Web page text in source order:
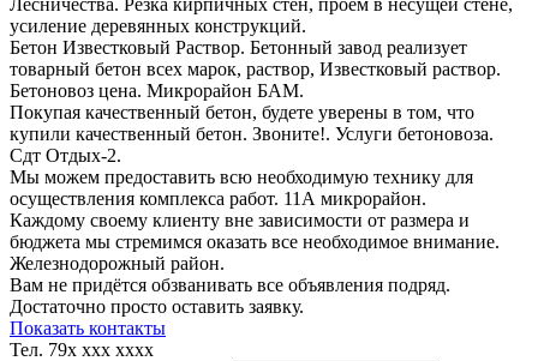
усиление деревянных конструкций.
Бетон Известковый Раствор. Бетонный завод реализует
товарный бетон всех марок, раствор, Известковый раствор.
Бетоновоз цена. Микрорайон БАМ.
Покупая качественный бетон, будете уверены в том, что
купили качественный бетон. Звоните!. Услуги бетоновоза.
Сдт Отдых-2.
Мы можем предоставить всю необходимую технику для
осуществления комплекса работ. 11А микрорайон.
Каждому своему клиенту вне зависимости от размера и
бюджета мы стремимся оказать все необходимое внимание.
Железнодорожный район.
Вам не придётся обзванивать все объявления подряд.
Достаточно просто оставить заявку.
Показать контакты
Тел. 79x xxx xxxx